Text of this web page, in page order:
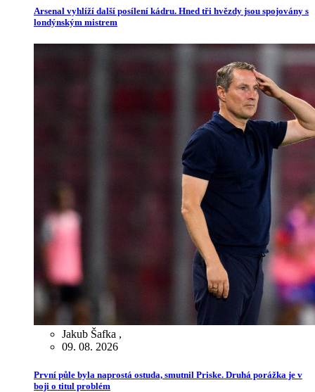
Arsenal vyhlíží další posílení kádru. Hned tři hvězdy jsou spojovány s
londýnským mistrem
Jakub Šafka ,
09. 08. 2026
První půle byla naprostá ostuda, smutnil Priske. Druhá porážka je v
boji o titul problém